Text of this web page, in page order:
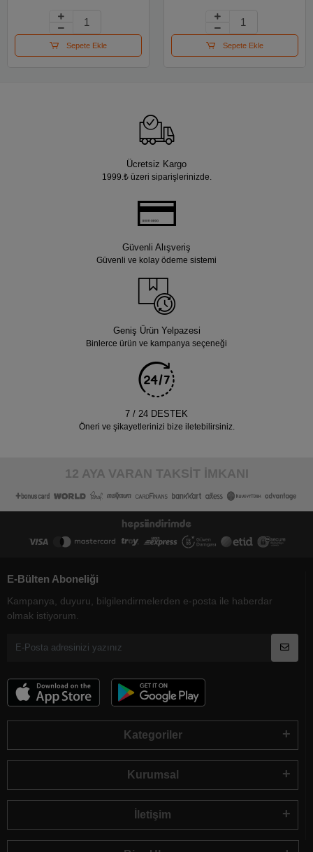
Sepete Ekle Sepete Ekle
Ücretsiz Kargo
1999.₺ üzeri siparişlerinizde.
Güvenli Alışveriş
Güvenli ve kolay ödeme sistemi
Geniş Ürün Yelpazesi
Binlerce ürün ve kampanya seçeneği
7 / 24 DESTEK
Öneri ve şikayetlerinizi bize iletebilirsiniz.
12 AYA VARAN TAKSİT İMKANI
E-Bülten Aboneliği
Kampanya, duyuru, bilgilendirmelerden e-posta ile haberdar
olmak istiyorum.
Kategoriler
Kurumsal
İletişim